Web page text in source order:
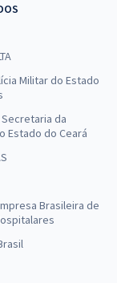
Militar do Estado
Secretaria da
Estado do Ceará
Brasileira de